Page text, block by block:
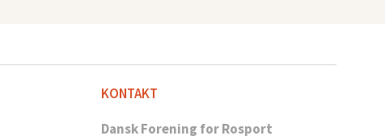
KONTAKT
Dansk Forening for Rosport